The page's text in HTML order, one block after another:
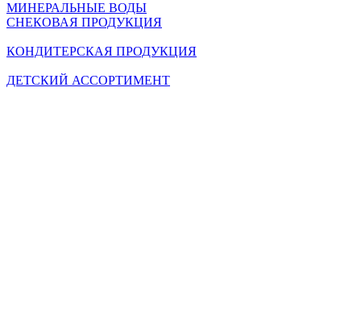
МИНЕРАЛЬНЫЕ ВОДЫ
СНЕКОВАЯ ПРОДУКЦИЯ
КОНДИТЕРСКАЯ ПРОДУКЦИЯ
ДЕТСКИЙ АССОРТИМЕНТ